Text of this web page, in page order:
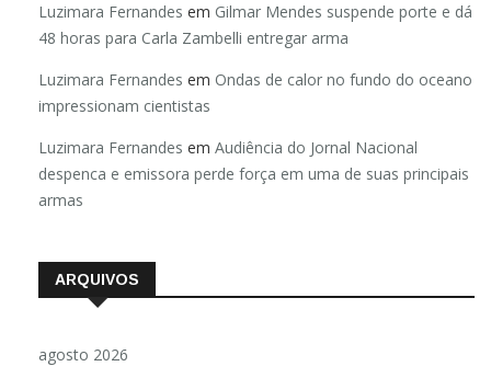
Luzimara Fernandes em Gilmar Mendes suspende porte e dá
48 horas para Carla Zambelli entregar arma
Luzimara Fernandes em Ondas de calor no fundo do oceano
impressionam cientistas
Luzimara Fernandes em Audiência do Jornal Nacional
despenca e emissora perde força em uma de suas principais
armas
ARQUIVOS
agosto 2026